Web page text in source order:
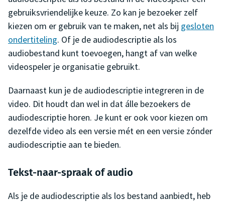
gebruiksvriendelijke keuze. Zo kan je bezoeker zelf
kiezen om er gebruik van te maken, net als bij gesloten
ondertiteling. Of je de audiodescriptie als los
audiobestand kunt toevoegen, hangt af van welke
videospeler je organisatie gebruikt.
Daarnaast kun je de audiodescriptie integreren in de
video. Dit houdt dan wel in dat álle bezoekers de
audiodescriptie horen. Je kunt er ook voor kiezen om
dezelfde video als een versie mét en een versie zónder
audiodescriptie aan te bieden.
Tekst-naar-spraak of audio
Als je de audiodescriptie als los bestand aanbiedt, heb